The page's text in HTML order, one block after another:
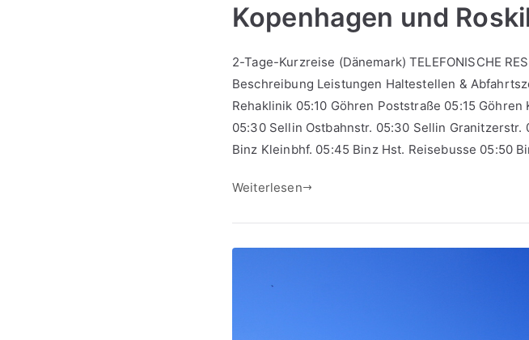
Kopenhagen und
2-Tage-Kurzreise (Dänemark) TELEFONISCHE
Beschreibung Leistungen Haltestellen &
Rehaklinik 05:10 Göhren Poststraße 05:15
05:30 Sellin Ostbahnstr. 05:30 Sellin
Binz Kleinbhf. 05:45 Binz Hst. Reisebusse 05:50
Weiterlesen